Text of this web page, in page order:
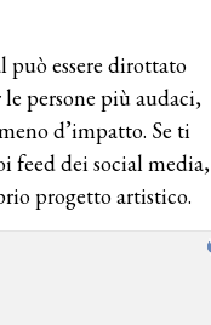
può essere dirottato
persone più audaci,
d’impatto. Se ti
feed dei social media,
progetto artistico.